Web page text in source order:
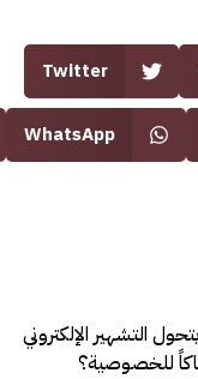
Twitter
WhatsApp
التشهير الإلكتروني
للخصوصية؟